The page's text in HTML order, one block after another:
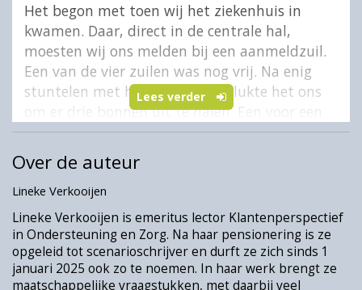
Lees verder
Het begon met toen wij het ziekenhuis in
kwamen. Daar, direct in de centrale hal,
moesten wij ons melden bij een aanmeldzuil.
Een van de vier zuilen was nog vrij. Na enig
stuntelen met het hoe en wat, lukte het ons
om er drie bonnen uit te halen. Een voor een
voorgesprek met een verpleegkundig
specialist, een voor een onderzoek bij de
specialist en een voor een bezoek aan het
laboratorium.
Met de eerste bon moesten wij ons melden bij
de aanmeldzuil van wachtkamer 7A, zo viel te
lezen op de bon. Maar waar we ook zochten,
geen wachtkamer 7A. Ook geen 7B overigens
Over de auteur
Lineke Verkooijen
Lineke Verkooijen is emeritus lector Klantenperspectief
in Ondersteuning en Zorg. Na haar pensionering is ze
opgeleid tot scenarioschrijver en durft ze zich sinds 1
januari 2025 ook zo te noemen. In haar werk brengt ze
maatschappelijke vraagstukken, met daarbij veel